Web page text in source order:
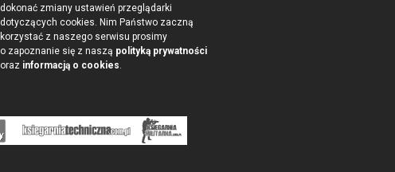
dokonać zmiany ustawień przeglądarki
dotyczących cookies. Nim Państwo zaczną
korzystać z naszego serwisu prosimy
o zapoznanie się z naszą polityką prywatności
oraz informacją o cookies.